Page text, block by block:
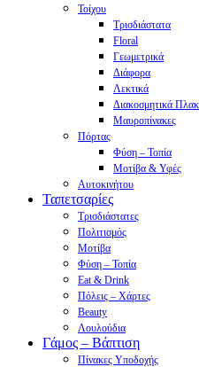
Τοίχου
Τρισδιάστατα
Floral
Γεωμετρικά
Διάφορα
Λεκτικά
Διακοσμητικά
Μαυροπίνακες
Πόρτας
Φύση – Τοπία
Μοτίβα & Υφές
Αυτοκινήτου
Ταπετσαρίες
Τρισδιάστατες
Πολιτισμός
Μοτίβα
Φύση – Τοπία
Eat & Drink
Πόλεις – Χάρτες
Beauty
Λουλούδια
Γάμος – Βάπτιση
Πίνακες Υποδοχής